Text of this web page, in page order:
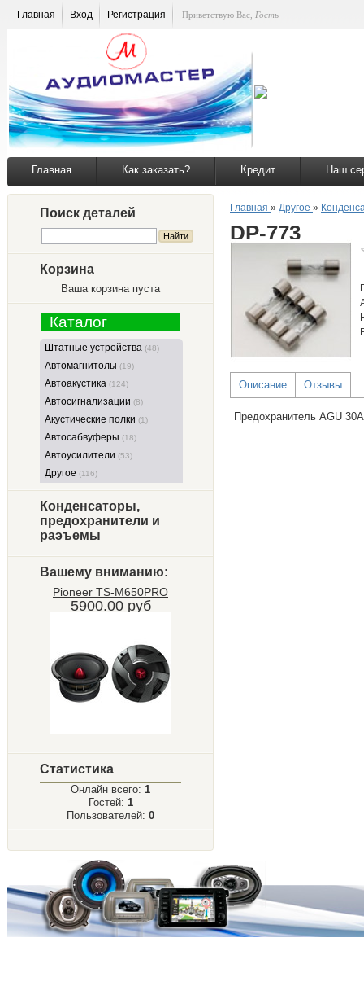
Главная Вход Регистрация Приветствую Вас Гость
Главная Как заказать? Кредит Наш
Поиск деталей
Корзина
Ваша корзина пуста
Каталог
Штатные устройства (48)
Автомагнитолы (19)
Автоакустика (124)
Автосигнализации (8)
Акустические полки (1)
Автосабвуферы (18)
Автоусилители (53)
Другое (116)
Конденсаторы,
предохранители и
раэъемы
Вашему вниманию:
Pioneer TS-M650PRO
5900.00 руб
Статистика
Онлайн всего: 1
Гостей: 1
Пользователей: 0
Главная » Другое »
DP-773
Описание Отзывы
Предохранитель AGU